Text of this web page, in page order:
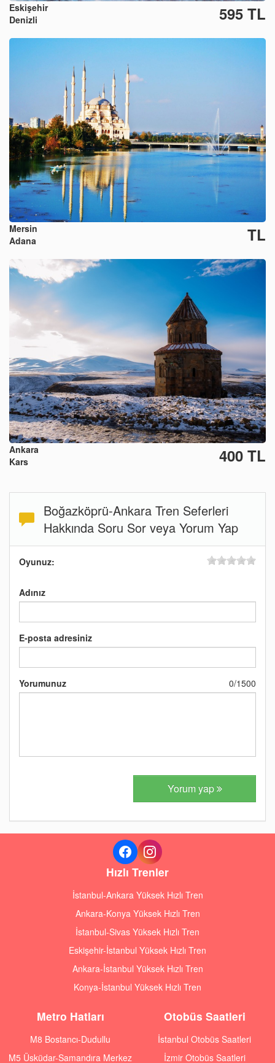
Eskişehir
Denizli
595 TL
Mersin
Adana
TL
Ankara
Kars
400 TL
Boğazköprü-Ankara Tren Seferleri
Hakkında Soru Sor veya Yorum Yap
Oyunuz:
Adınız
E-posta adresiniz
Yorumunuz 0/1500
Yorum yap
Hızlı Trenler
İstanbul-Ankara Yüksek Hızlı Tren
Ankara-Konya Yüksek Hızlı Tren
İstanbul-Sivas Yüksek Hızlı Tren
Eskişehir-İstanbul Yüksek Hızlı Tren
Ankara-İstanbul Yüksek Hızlı Tren
Konya-İstanbul Yüksek Hızlı Tren
Metro Hatları
M8 Bostancı-Dudullu
M5 Üsküdar-Samandıra Merkez
Otobüs Saatleri
İstanbul Otobüs Saatleri
İzmir Otobüs Saatleri